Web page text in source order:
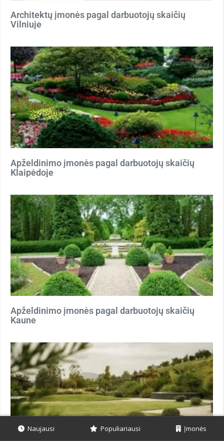
Architektų įmonės pagal darbuotojų skaičių
Vilniuje
Apželdinimo įmonės pagal darbuotojų skaičių
Klaipėdoje
Apželdinimo įmonės pagal darbuotojų skaičių
Kaune
Naujausi Populiariausi Įmonės